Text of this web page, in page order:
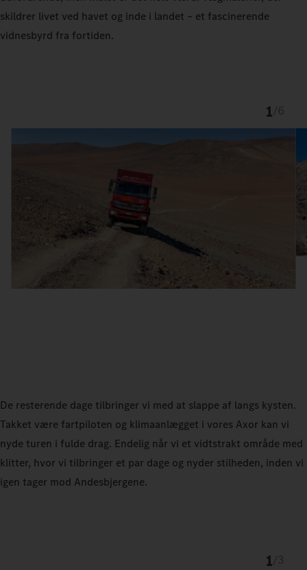
skildrer livet ved havet og inde i landet – et fascinerende
vidnesbyrd fra fortiden.
1
De resterende dage tilbringer vi med at slappe af langs kysten.
Takket være fartpiloten og klimaanlægget i vores Axor kan vi
nyde turen i fulde drag. Endelig når vi et vidtstrakt område med
klitter, hvor vi tilbringer et par dage og nyder stilheden, inden vi
igen tager mod Andesbjergene.
1